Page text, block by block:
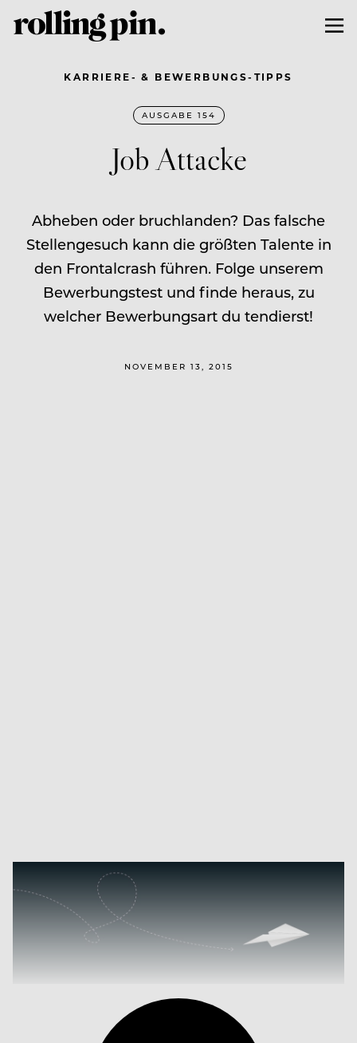
KARRIERE- & BEWERBUNGS-TIPPS
AUSGABE 154
Job Attacke
Abheben oder bruchlanden? Das falsche
Stellengesuch kann die größten Talente in
den Frontalcrash führen. Folge unserem
Bewerbungstest und finde heraus, zu
welcher Bewerbungsart du tendierst!
NOVEMBER 13, 2015
Hier kommen Sie zum Karrieretest.